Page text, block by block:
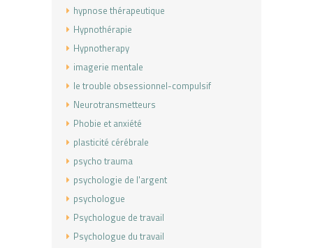
hypnose thérapeutique
Hypnothérapie
Hypnotherapy
imagerie mentale
le trouble obsessionnel-compulsif
Neurotransmetteurs
Phobie et anxiété
plasticité cérébrale
psycho trauma
psychologie de l'argent
psychologue
Psychologue de travail
Psychologue du travail